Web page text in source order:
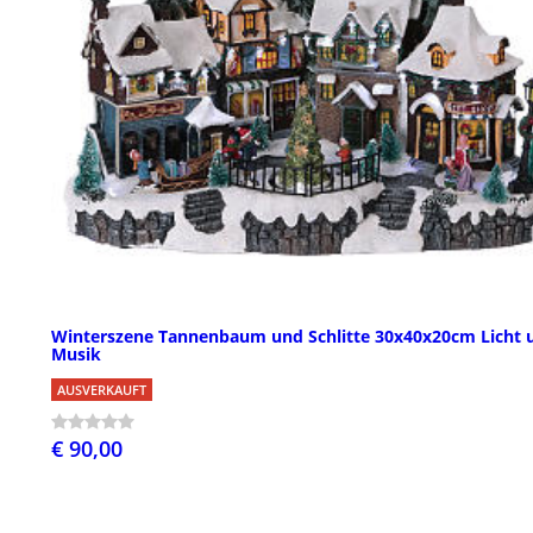
Winterszene Tannenbaum und Schlitte 30x40x20cm Licht
Musik
AUSVERKAUFT
€ 90,00